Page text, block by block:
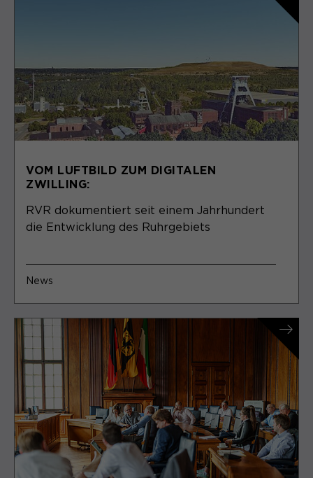
VOM LUFTBILD ZUM DIGITALEN
ZWILLING:
RVR dokumentiert seit einem Jahrhundert
die Entwicklung des Ruhrgebiets
News